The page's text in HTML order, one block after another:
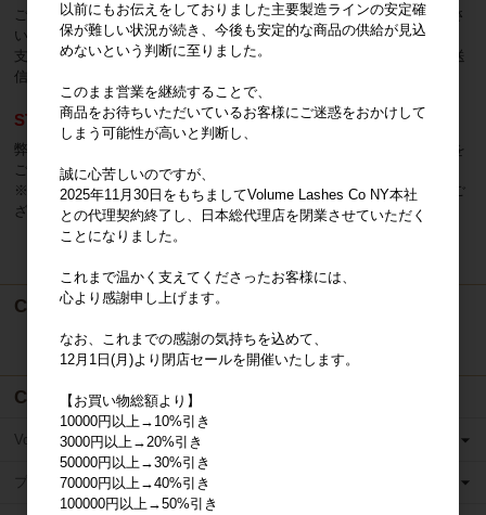
ご希望の商品をカートにすべて入れ終えたら、注文画面へ進んでくださ
い。
支払い方法の選択、配送先情報の確認ができたら、注文内容を確定・送
信します。
STEP5: 注文完了
弊社でご注文内容を確認後、在庫確認をし、改めてご注文の詳細内容を
ご案内いたします。
※商品は他店舗でも販売しているため、希に売り違いが生じる場合がご
ざいます。その際はご容赦くださいませ。
Cart
カートは空です
Category
Volume Lashes
プリメイドファン
以前にもお伝えをしておりました主要製造ラインの安定確
保が難しい状況が続き、今後も安定的な商品の供給が見込
めないという判断に至りました。
このまま営業を継続することで、
商品をお待ちいただいているお客様にご迷惑をおかけして
しまう可能性が高いと判断し、
誠に心苦しいのですが、
2025年11月30日をもちましてVolume Lashes Co NY本社
との代理契約終了し、日本総代理店を閉業させていただく
ことになりました。
これまで温かく支えてくださったお客様には、
心より感謝申し上げます。
なお、これまでの感謝の気持ちを込めて、
12月1日(月)より閉店セールを開催いたします。
【お買い物総額より】
10000円以上→10%引き
3000円以上→20%引き
50000円以上→30%引き
70000円以上→40%引き
100000円以上→50%引き